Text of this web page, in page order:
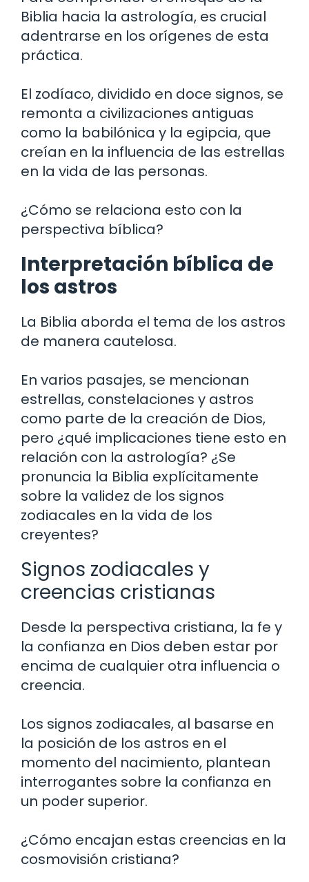
Biblia hacia la astrología, es crucial
adentrarse en los orígenes de esta
práctica.
El zodíaco, dividido en doce signos, se
remonta a civilizaciones antiguas
como la babilónica y la egipcia, que
creían en la influencia de las estrellas
en la vida de las personas.
¿Cómo se relaciona esto con la
perspectiva bíblica?
Interpretación bíblica de
los astros
La Biblia aborda el tema de los astros
de manera cautelosa.
En varios pasajes, se mencionan
estrellas, constelaciones y astros
como parte de la creación de Dios,
pero ¿qué implicaciones tiene esto en
relación con la astrología? ¿Se
pronuncia la Biblia explícitamente
sobre la validez de los signos
zodiacales en la vida de los
creyentes?
Signos zodiacales y
creencias cristianas
Desde la perspectiva cristiana, la fe y
la confianza en Dios deben estar por
encima de cualquier otra influencia o
creencia.
Los signos zodiacales, al basarse en
la posición de los astros en el
momento del nacimiento, plantean
interrogantes sobre la confianza en
un poder superior.
¿Cómo encajan estas creencias en la
cosmovisión cristiana?